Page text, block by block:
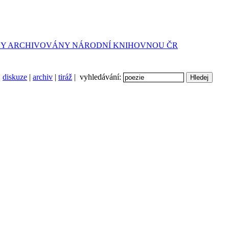
diskuze | archiv | tiráž | vyhledávání: